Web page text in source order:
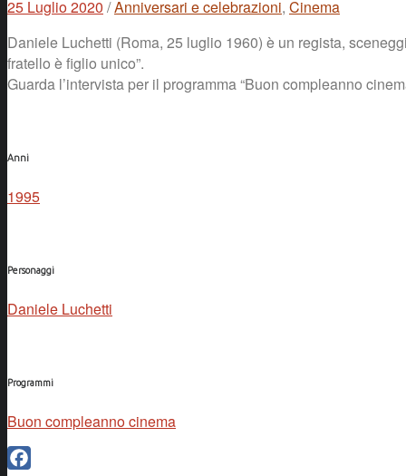
25 Luglio 2020 /Anniversari e celebrazioni, Cinema
Daniele Luchetti (Roma, 25 luglio 1960) è un regista,
fratello è figlio unico”.
Guarda l’intervista per il programma “Buon compleanno
Anni
1995
Personaggi
Daniele Luchetti
Programmi
Buon compleanno cinema